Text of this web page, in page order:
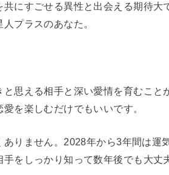
にすごせる異性と出会える期待大
プラスのあなた。
思える相手と深い愛情を育むこと
を楽しむだけでもいいです。
りません。2028年から3年間は運
をしっかり知って数年後でも大丈